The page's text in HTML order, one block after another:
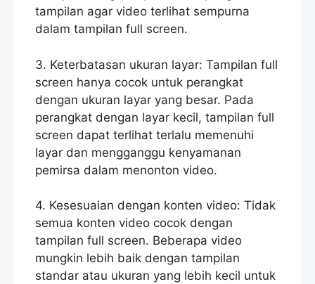
tampilan agar video terlihat sempurna
dalam tampilan full screen.
3. Keterbatasan ukuran layar: Tampilan full
screen hanya cocok untuk perangkat
dengan ukuran layar yang besar. Pada
perangkat dengan layar kecil, tampilan full
screen dapat terlihat terlalu memenuhi
layar dan mengganggu kenyamanan
pemirsa dalam menonton video.
4. Kesesuaian dengan konten video: Tidak
semua konten video cocok dengan
tampilan full screen. Beberapa video
mungkin lebih baik dengan tampilan
standar atau ukuran yang lebih kecil untuk